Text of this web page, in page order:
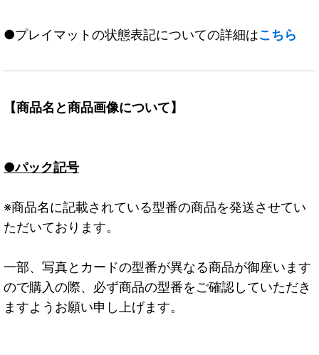
●プレイマットの状態表記についての詳細はこちら
【商品名と商品画像について】
●パック記号
※商品名に記載されている型番の商品を発送させてい
ただいております。
一部、写真とカードの型番が異なる商品が御座います
ので購入の際、必ず商品の型番をご確認していただき
ますようお願い申し上げます。